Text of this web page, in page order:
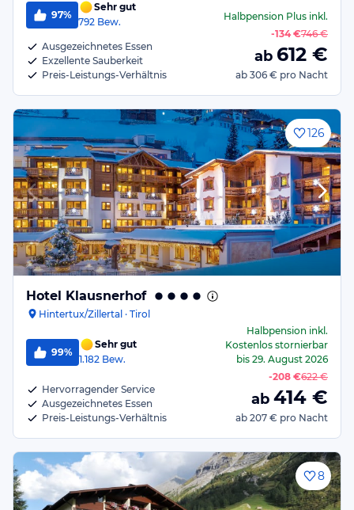
97%
Sehr gut
792 Bew.
Ausgezeichnetes Essen
Exzellente Sauberkeit
Preis-Leistungs-Verhältnis
Halbpension Plus inkl.
-134 €746 €
ab 612 €
ab 306 € pro Nacht
126
Hotel Klausnerhof
Hintertux/Zillertal · Tirol
99%
Sehr gut
1.182 Bew.
Hervorragender Service
Ausgezeichnetes Essen
Preis-Leistungs-Verhältnis
Halbpension inkl.
Kostenlos stornierbar
bis 29. August 2026
-208 €622 €
ab 414 €
ab 207 € pro Nacht
8